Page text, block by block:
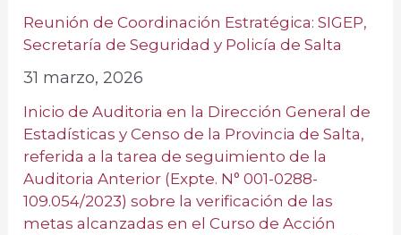
Reunión de Coordinación Estratégica: SIGEP,
Secretaría de Seguridad y Policía de Salta
31 marzo, 2026
Inicio de Auditoria en la Dirección General de
Estadísticas y Censo de la Provincia de Salta,
referida a la tarea de seguimiento de la
Auditoria Anterior (Expte. N° 001-0288-
109.054/2023) sobre la verificación de las
metas alcanzadas en el Curso de Acción